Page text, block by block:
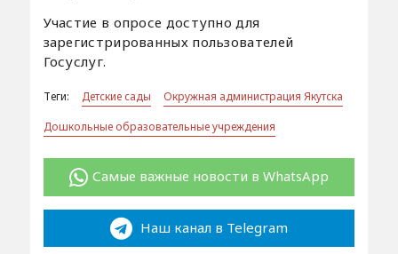
Участие в опросе доступно для
зарегистрированных пользователей
Госуслуг.
Теги: Детские сады
Окружная администрация Якутска
Дошкольные образовательные учреждения
Самые важные новости в WhatsApp
Наш канал в Telegram